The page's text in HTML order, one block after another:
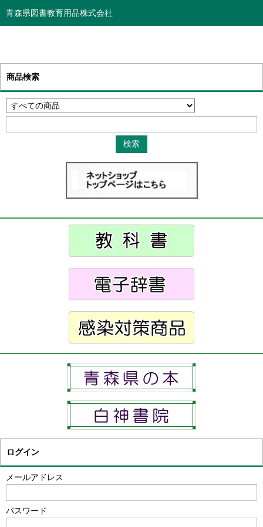
青森県図書教育用品株式会社
商品検索
ログイン
メールアドレス
パスワード